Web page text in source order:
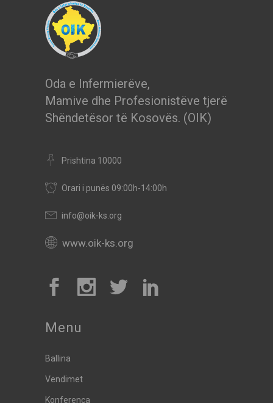
Oda e Infermierëve,
Mamive dhe Profesionistëve tjerë
Shëndetësor të Kosovës. (OIK)
Prishtina 10000
Orari i punës 09:00h-14:00h
info@oik-ks.org
www.oik-ks.org
Menu
Ballina
Vendimet
Konferenca